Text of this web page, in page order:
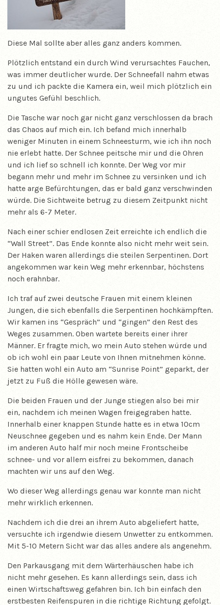
Diese Mal sollte aber alles ganz anders kommen.
Plötzlich entstand ein durch Wind verursachtes Fauchen,
was immer deutlicher wurde. Der Schneefall nahm etwas
zu und ich packte die Kamera ein, weil mich plötzlich ein
ungutes Gefühl beschlich.
Die Tasche war noch gar nicht ganz verschlossen da brach
das Chaos auf mich ein. Ich befand mich innerhalb
weniger Minuten in einem Schneesturm, wie ich ihn noch
nie erlebt hatte. Der Schnee peitsche mir und die Ohren
und ich lief so schnell ich konnte. Der Weg vor mir
begann mehr und mehr im Schnee zu versinken und ich
hatte arge Befürchtungen, das er bald ganz verschwinden
würde. Die Sichtweite betrug zu diesem Zeitpunkt nicht
mehr als 6-7 Meter.
Nach einer schier endlosen Zeit erreichte ich endlich die
“Wall Street”. Das Ende konnte also nicht mehr weit sein.
Der Haken waren allerdings die steilen Serpentinen. Dort
angekommen war kein Weg mehr erkennbar, höchstens
noch erahnbar.
Ich traf auf zwei deutsche Frauen mit einem kleinen
Jungen, die sich ebenfalls die Serpentinen hochkämpften.
Wir kamen ins “Gespräch” und “gingen” den Rest des
Weges zusammen. Oben wartete bereits einer ihrer
Männer. Er fragte mich, wo mein Auto stehen würde und
ob ich wohl ein paar Leute von Ihnen mitnehmen könne.
Sie hatten wohl ein Auto am “Sunrise Point” geparkt, der
jetzt zu Fuß die Hölle gewesen wäre.
Die beiden Frauen und der Junge stiegen also bei mir
ein, nachdem ich meinen Wagen freigegraben hatte.
Innerhalb einer knappen Stunde hatte es in etwa 10cm
Neuschnee gegeben und es nahm kein Ende. Der Mann
im anderen Auto half mir noch meine Frontscheibe
schnee- und vor allem eisfrei zu bekommen, danach
machten wir uns auf den Weg.
Wo dieser Weg allerdings genau war konnte man nicht
mehr wirklich erkennen.
Nachdem ich die drei an ihrem Auto abgeliefert hatte,
versuchte ich irgendwie diesem Unwetter zu entkommen.
Mit 5-10 Metern Sicht war das alles andere als angenehm.
Den Parkausgang mit dem Wärterhäuschen habe ich
nicht mehr gesehen. Es kann allerdings sein, dass ich
einen Wirtschaftsweg gefahren bin. Ich bin einfach den
erstbesten Reifenspuren in die richtige Richtung gefolgt.